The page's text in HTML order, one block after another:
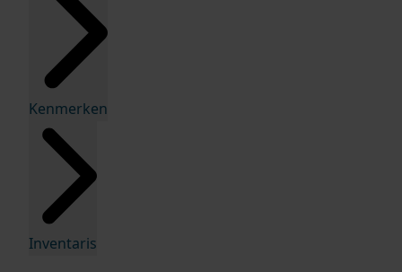
Kenmerken
Inventaris